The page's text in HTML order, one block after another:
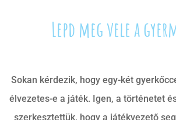
Lepd meg vele a
Sokan kérdezik, hogy egy-két
élvezetes-e a játék. Igen, a történetet
szerkesztettük, hogy a játékvezető